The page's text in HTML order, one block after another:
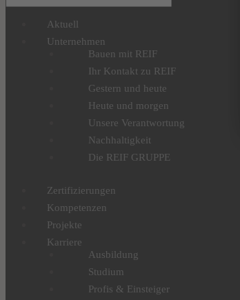
Aktuell
Unternehmen
Bauen mit REIF
Ihr Kontakt zu REIF
Gestern und heute
Heute und morgen
Unsere Verantwortung
Nachhaltigkeit
Die REIF GRUPPE
Zertifizierungen
Kompetenzen
Projekte
Karriere
Ausbildung
Studium
Profis & Einsteiger